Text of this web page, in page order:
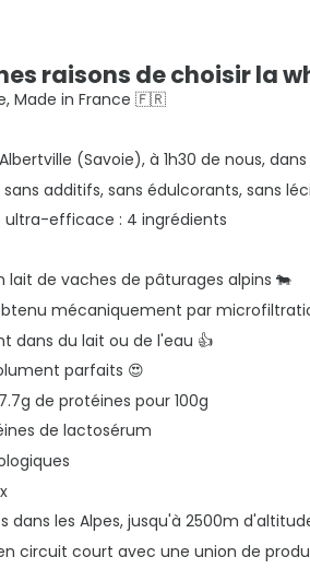
raisons de choisir la
Made in France 🇫🇷
(Savoie), à 1h30 de nous,
additifs, sans édulcorants, sans
efficace : 4 ingrédients
lait de vaches de pâturages alpins 🐄
mécaniquement par
dans du lait ou de l'eau 👍
parfaits 😍
de protéines pour 100g
de lactosérum
dans les Alpes, jusqu'à 2500m
circuit court avec une union de